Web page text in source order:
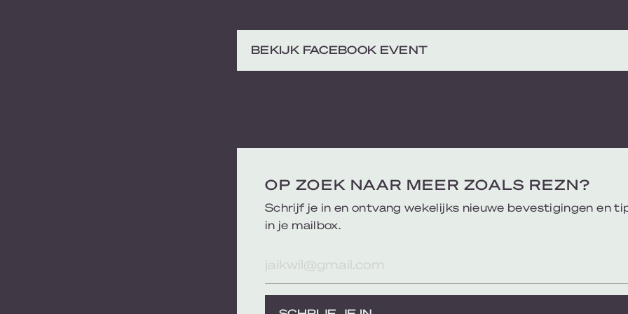
BEKIJK FACEBOOK EVENT
OP ZOEK NAAR MEER ZOALS REZN?
Schrijf je in en ontvang wekelijks nieuwe bevestigingen en
in je mailbox.
mailadres